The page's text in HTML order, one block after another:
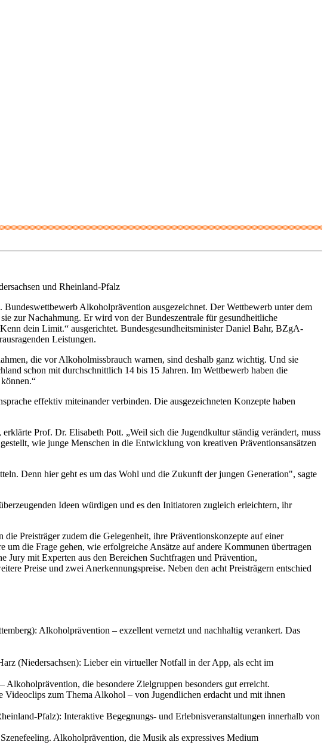
und Rheinland-Pfalz
Alkoholprävention ausgezeichnet. Der Wettbewerb unter dem
zur Nachahmung. Er wird von der Bundeszentrale für gesundheitliche
dein Limit.“ ausgerichtet. Bundesgesundheitsminister Daniel Bahr, BZgA-
Leistungen.
die vor Alkoholmissbrauch warnen, sind deshalb ganz wichtig. Und sie
schon mit durchschnittlich 14 bis 15 Jahren. Im Wettbewerb haben die
effektiv miteinander verbinden. Die ausgezeichneten Konzepte haben
Prof. Dr. Elisabeth Pott. „Weil sich die Jugendkultur ständig verändert, muss
wie junge Menschen in die Entwicklung von kreativen Präventionsansätzen
Denn hier geht es um das Wohl und die Zukunft der jungen Generation", sagte
Ideen würdigen und es den Initiatoren zugleich erleichtern, ihr
Preisträger zudem die Gelegenheit, ihre Präventionskonzepte auf einer
die Frage gehen, wie erfolgreiche Ansätze auf andere Kommunen übertragen
Jury mit Experten aus den Bereichen Suchtfragen und Prävention,
Preise und zwei Anerkennungspreise. Neben den acht Preisträgern entschied
Alkoholprävention – exzellent vernetzt und nachhaltig verankert. Das
(Niedersachsen): Lieber ein virtueller Notfall in der App, als echt im
die besondere Zielgruppen besonders gut erreicht.
zum Thema Alkohol – von Jugendlichen erdacht und mit ihnen
Pfalz): Interaktive Begegnungs- und Erlebnisveranstaltungen innerhalb von
Alkoholprävention, die Musik als expressives Medium